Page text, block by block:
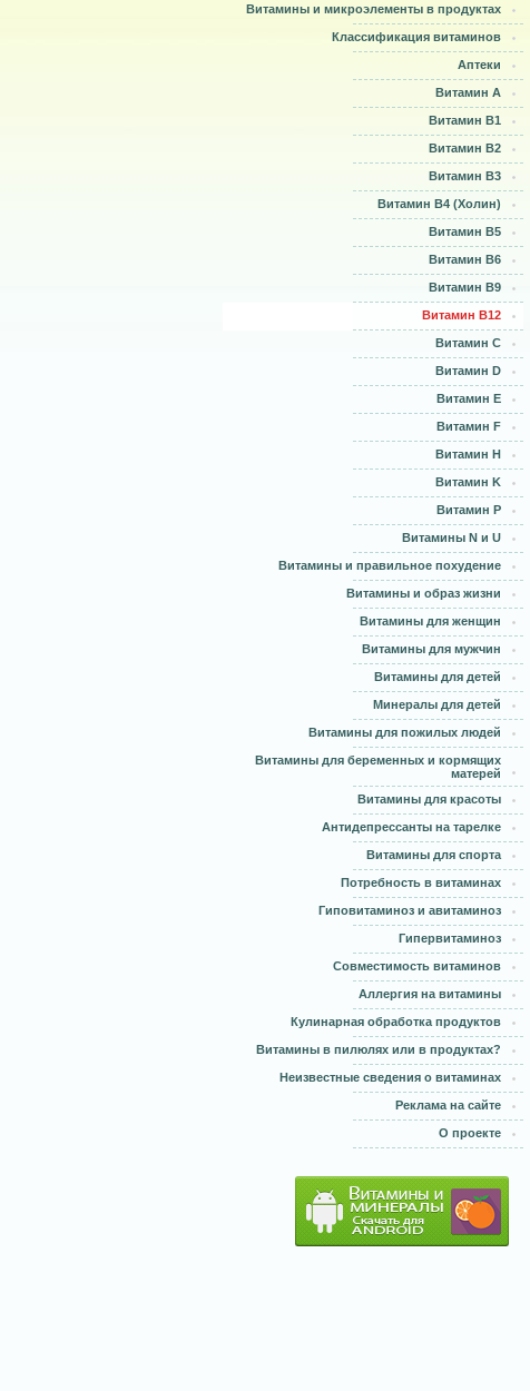
Витамины и микроэлементы в продуктах
Классификация витаминов
Аптеки
Витамин A
Витамин B1
Витамин B2
Витамин B3
Витамин В4 (Холин)
Витамин B5
Витамин B6
Витамин B9
Витамин B12
Витамин С
Витамин D
Витамин E
Витамин F
Витамин H
Витамин K
Витамин Р
Витамины N и U
Витамины и правильное похудение
Витамины и образ жизни
Витамины для женщин
Витамины для мужчин
Витамины для детей
Минералы для детей
Витамины для пожилых людей
Витамины для беременных и кормящих
матерей
Витамины для красоты
Антидепрессанты на тарелке
Витамины для спорта
Потребность в витаминах
Гиповитаминоз и авитаминоз
Гипервитаминоз
Совместимость витаминов
Аллергия на витамины
Кулинарная обработка продуктов
Витамины в пилюлях или в продуктах?
Неизвестные сведения о витаминах
Реклама на сайте
О проекте